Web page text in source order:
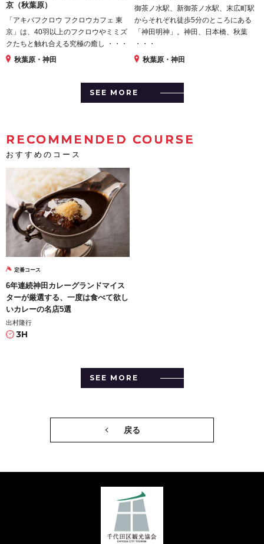
京（秋葉原）
「アキバフクロウ フクロウカフェ 東
京」は、40羽以上のフクロウやミミズ
クたちと触れ合える究極の癒し ・・・
秋葉原・神田
御茶ノ水駅、新御茶ノ水駅、末広町駅
からそれぞれ徒歩5分のところにある
「神田明神」。神田、日本橋、秋葉
・・・
秋葉原・神田
SEE MORE
RECOMMENDED COURSE
おすすめのコース
定番コース
6年連続神田カレーグランドマイス
ターが厳選する、一度は食べて欲し
いカレーの名店5選
出村隆行
3H
SEE MORE
戻る